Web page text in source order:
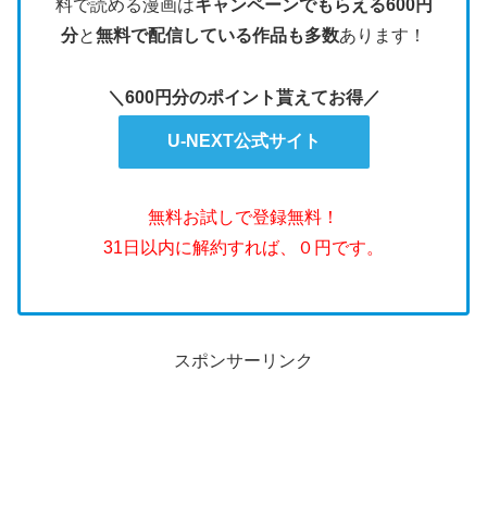
料で読める漫画はキャンペーンでもらえる600円
分と無料で配信している作品も多数あります！
＼600円分のポイント貰えてお得／
U-NEXT公式サイト
無料お試しで登録無料！
31日以内に解約すれば、０円です。
スポンサーリンク